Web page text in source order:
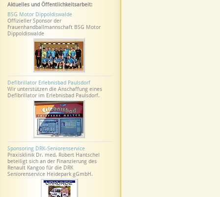
Aktuelles und Öffentlichkeitsarbeit:
BSG Motor Dippoldiswalde
Offizieller Sponsor der
Frauenhandballmannschaft BSG Motor
Dippoldiswalde
Defibrillator Erlebnisbad Paulsdorf
Wir unterstützen die Anschaffung eines
Defibrillator im Erlebnisbad Paulsdorf.
Sponsoring DRK-Seniorenservice
Praxisklinik Dr. med. Robert Hantschel
beteiligt sich an der Finanzierung des
Renault Kangoo für die DRK
Seniorenservice Heidepark gGmbH.